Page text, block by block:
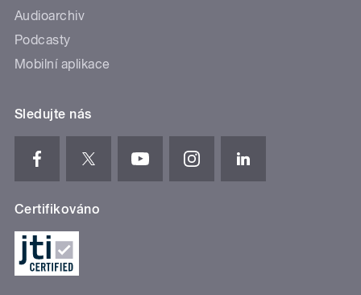
Audioarchiv
Podcasty
Mobilní aplikace
Sledujte nás
Certifikováno